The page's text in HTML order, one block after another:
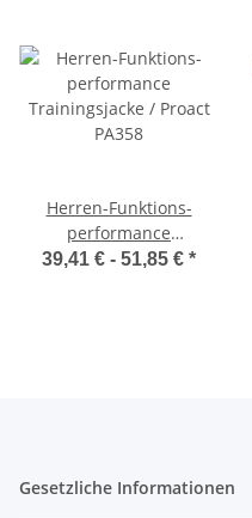
Herren-Funktions-
performance
Trainingsjacke / Proact
39,41 € - 51,85 € *
Gesetzliche Informationen